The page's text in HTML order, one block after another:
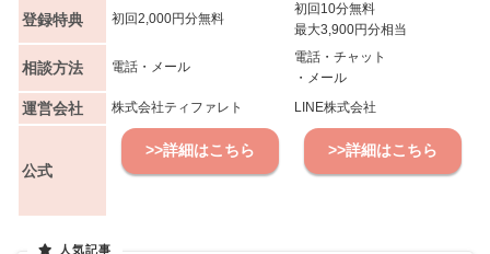
登録特典 初回2,000円分無料
初回10分無料
最大3,900円分相当
相談方法 電話・メール
電話・チャット
・メール
運営会社 株式会社ティファレト LINE株式会社
公式
>>詳細はこちら >>詳細はこちら